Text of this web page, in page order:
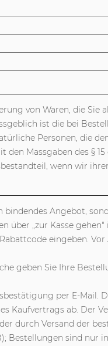
von Waren, die
ist die bei
Personen, die
Massgaben des §
wenn wir
Angebot,
über „zur Kasse
eingeben.
geben Sie Ihre
per E-Mail.
Kaufvertrags ab.
durch Versand der
Bestellungen sind nur